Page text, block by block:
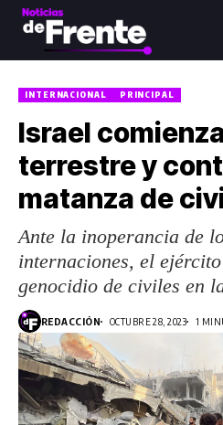
INTERNACIONAL PRINCIPAL
Israel
terrestre y
matanza de
Ante la inoperancia de
internaciones, el
genocidio de civiles en
REDACCIÓN OCTUBRE 28, 2023 1